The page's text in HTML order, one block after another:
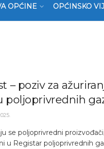
OPĆINE OPĆINSKO
– poziv za
poljoprivrednih
se poljoprivredni
u Registar poljoprivrednih